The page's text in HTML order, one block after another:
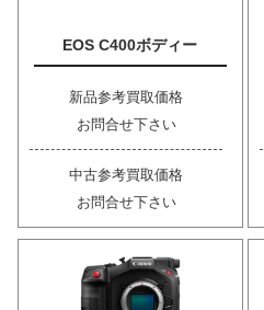
EOS C400ボディー
新品参考買取価格
お問合せ下さい
中古参考買取価格
お問合せ下さい